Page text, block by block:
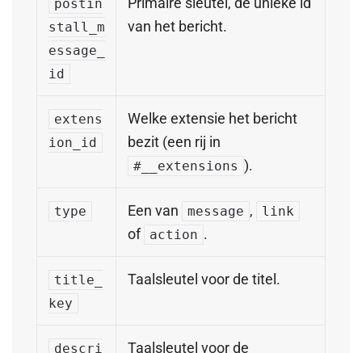
postin
stall_m
essage_
id
van het bericht.
extens
ion_id
Welke extensie het bericht
bezit (een rij in
#__extensions ).
type Een van message , link
of action .
title_
key
Taalsleutel voor de titel.
descri
Taalsleutel voor de